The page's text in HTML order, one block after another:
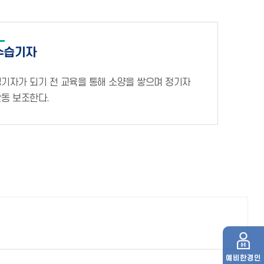
예비 한경인
습기자
자가 되기 전 교육을 통해 소양을 쌓으며 정기자
보조한다.